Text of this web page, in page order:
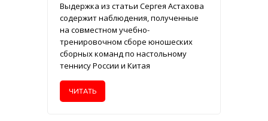
Выдержка из статьи Сергея Астахова
содержит наблюдения, полученные
на совместном учебно-
тренировочном сборе юношеских
сборных команд по настольному
теннису России и Китая
ЧИТАТЬ